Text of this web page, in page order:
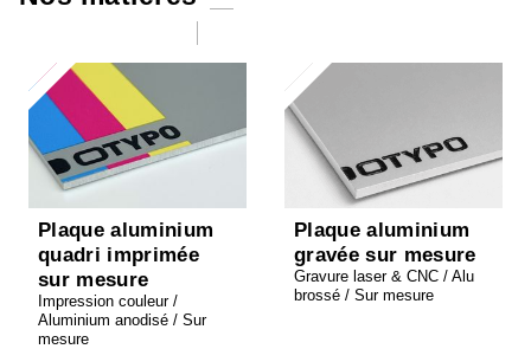
Plaque aluminium
quadri imprimée
sur mesure
Impression couleur /
Aluminium anodisé / Sur
mesure
Plaque aluminium
gravée sur mesure
Gravure laser & CNC / Alu
brossé / Sur mesure